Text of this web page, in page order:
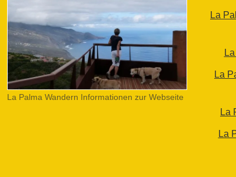
La Palma Wandern Informationen zur Webseite
La
La
La
La